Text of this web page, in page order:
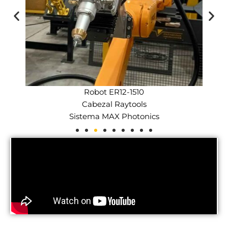
Robot ER12-1510
Cabezal Raytools
Sistema MAX Photonics